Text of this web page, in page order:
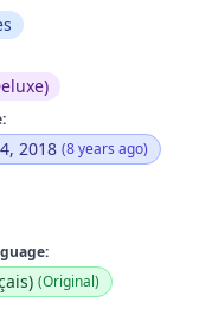
2018 (8 years ago)
(Original)